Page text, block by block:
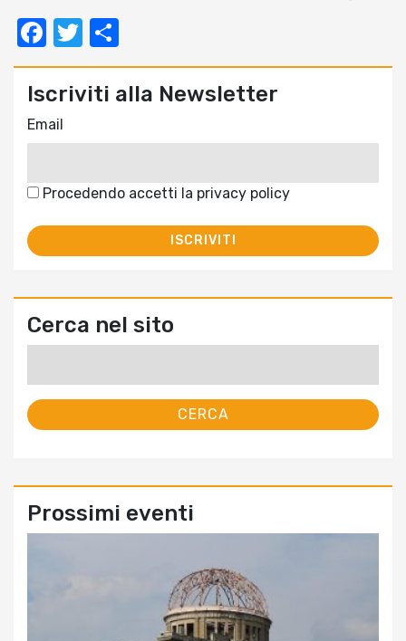
Facebook
Twitter
Iscriviti alla Newsletter
Email
Procedendo accetti la privacy policy
Cerca nel sito
Prossimi eventi